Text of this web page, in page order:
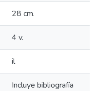
28 cm.
4 v.
il
Incluye bibliografía